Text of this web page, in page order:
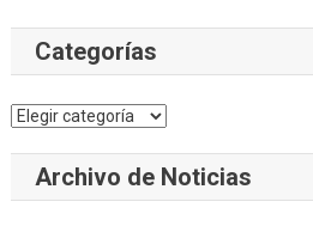
Categorías
Categorías
Archivo de Noticias